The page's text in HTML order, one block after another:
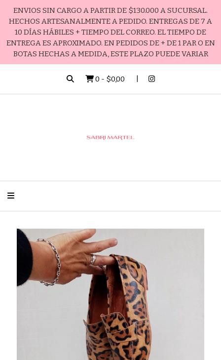
ENVIOS SIN CARGO A PARTIR DE $130.000 A SUCURSAL.
HECHOS ARTESANALMENTE A PEDIDO. ENTREGAS DE 7 A
10 DÍAS HÁBILES + TIEMPO DEL CORREO. EL TIEMPO DE
ENTREGA ES APROXIMADO. EN PEDIDOS DE + DE 1 PAR O EN
BOTAS HECHAS A MEDIDA, ESTE PLAZO PUEDE VARIAR
0 - $0,00